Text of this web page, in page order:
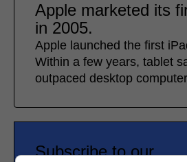
Apple marketed its
in 2005.
Apple launched the first
Within a few years, tablet
outpaced desktop
Subscribe to our